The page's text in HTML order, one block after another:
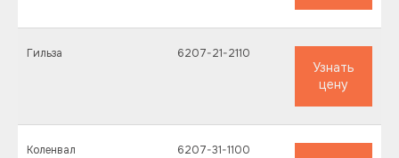
Гильза 6207-21-2110
Узнать
цену
Коленвал 6207-31-1100